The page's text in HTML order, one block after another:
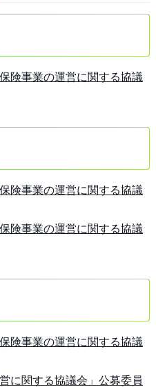
険事業の運営に関する協議
険事業の運営に関する協議
険事業の運営に関する協議
険事業の運営に関する協議
に関する協議会」公募委員